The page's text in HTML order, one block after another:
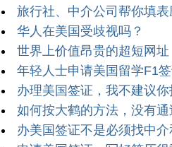
旅行社、中介公司帮你填
华人在美国受歧视吗？
世界上价值昂贵的超短网址
年轻人士申请美国留学F1
办理美国签证，我不建议你
如何按大鹤的方法，没有
办美国签证不是必须找中